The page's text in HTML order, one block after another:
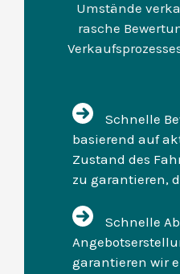
Umstände
rasche
Schnelle
basierend auf
Zustand des
zu garantieren,
Schnelle
garantieren wir